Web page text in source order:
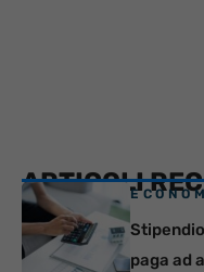
ARTICOLI
paga ad